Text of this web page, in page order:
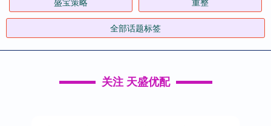
全部话题标签
关注 天盛优配